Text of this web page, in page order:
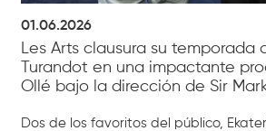
01.06.2026
Les Arts clausura su temporada
Turandot en una impactante
Ollé bajo la dirección de Sir
Dos de los favoritos del público,